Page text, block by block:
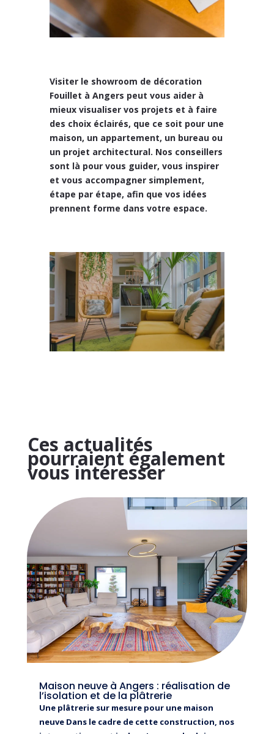
Visiter le showroom de décoration
Fouillet à Angers peut vous aider à
mieux visualiser vos projets et à faire
des choix éclairés, que ce soit pour une
maison, un appartement, un bureau ou
un projet architectural. Nos conseillers
sont là pour vous guider, vous inspirer
et vous accompagner simplement,
étape par étape, afin que vos idées
prennent forme dans votre espace.
Ces actualités
pourraient également
vous intéresser
Maison neuve à Angers : réalisation de
l’isolation et de la plâtrerie
Une plâtrerie sur mesure pour une maison
neuve Dans le cadre de cette construction, nos